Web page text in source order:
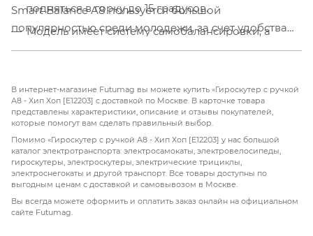
подняться в горку до 15 градусов.
Модель имеет систему самобалансировки, а
также встроенную bluetooth колонку,
Smart Balance A8 пользуется большой
популярностью среди молодежи, за счет удобства
передвижения и заряде батареи. Хотите купить
гироскутер с ручкой А8 – Хип хоп, но не можете
они ответят на все интересующие вас вопросы.
В интернет-магазине Futumag вы можете купить «Гироскутер с ручкой
А8 - Хип Хоп [E12203] с доставкой по Москве. В карточке товара
представлены характеристики, описание и отзывы покупателей,
которые помогут вам сделать правильный выбор.
Помимо «Гироскутер с ручкой А8 - Хип Хоп [E12203] у нас большой
каталог электротранспорта: электросамокаты, электровелосипеды,
гироскутеры, электроскутеры, электрические трициклы,
электроснегокаты и другой транспорт. Все товары доступны по
выгодным ценам с доставкой и самовывозом в Москве.
Вы всегда можете оформить и оплатить заказ онлайн на официальном
сайте Futumag.